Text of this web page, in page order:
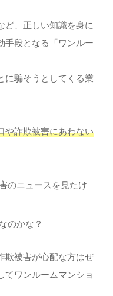
ど、正しい知識を身に
手段となる「ワンルー
に騙そうとしてくる業
や詐欺被害にあわない
のニュースを見たけ
のかな？
欺被害が心配な方はぜ
てワンルームマンショ